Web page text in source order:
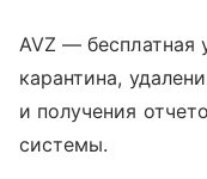
AVZ — бесплатная
карантина,
и получения
системы.